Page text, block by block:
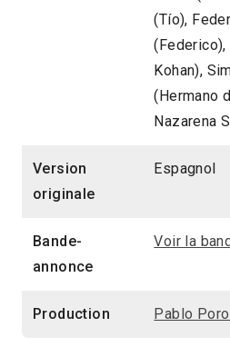
(Tío),
(Federico),
Kohan),
(Hermano
Nazarena
Version
originale
Espagnol
Bande-
annonce
Voir la
Production Pablo